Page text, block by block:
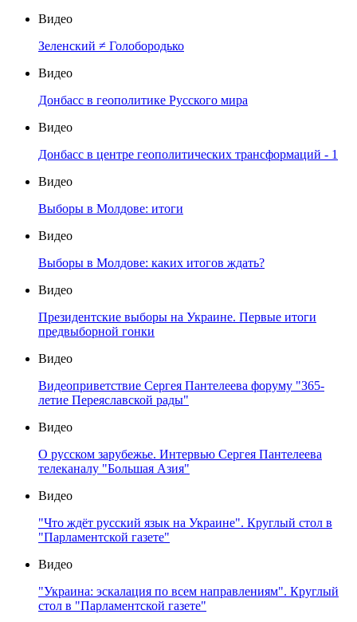
Видео
Зеленский ≠ Голобородько
Видео
Донбасс в геополитике Русского мира
Видео
Донбасс в центре геополитических трансформаций - 1
Видео
Выборы в Молдове: итоги
Видео
Выборы в Молдове: каких итогов ждать?
Видео
Президентские выборы на Украине. Первые итоги
предвыборной гонки
Видео
Видеоприветствие Сергея Пантелеева форуму "365-
летие Переяславской рады"
Видео
О русском зарубежье. Интервью Сергея Пантелеева
телеканалу "Большая Азия"
Видео
"Что ждёт русский язык на Украине". Круглый стол в
"Парламентской газете"
Видео
"Украина: эскалация по всем направлениям". Круглый
стол в "Парламентской газете"